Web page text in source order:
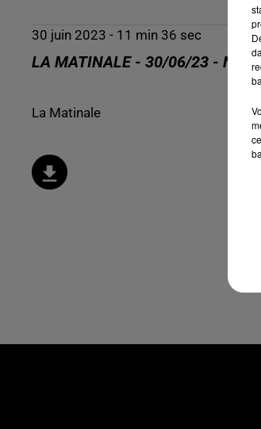
30 juin 2023 - 11 min 36 sec
LA MATINALE - 30/06/23 -
La Matinale